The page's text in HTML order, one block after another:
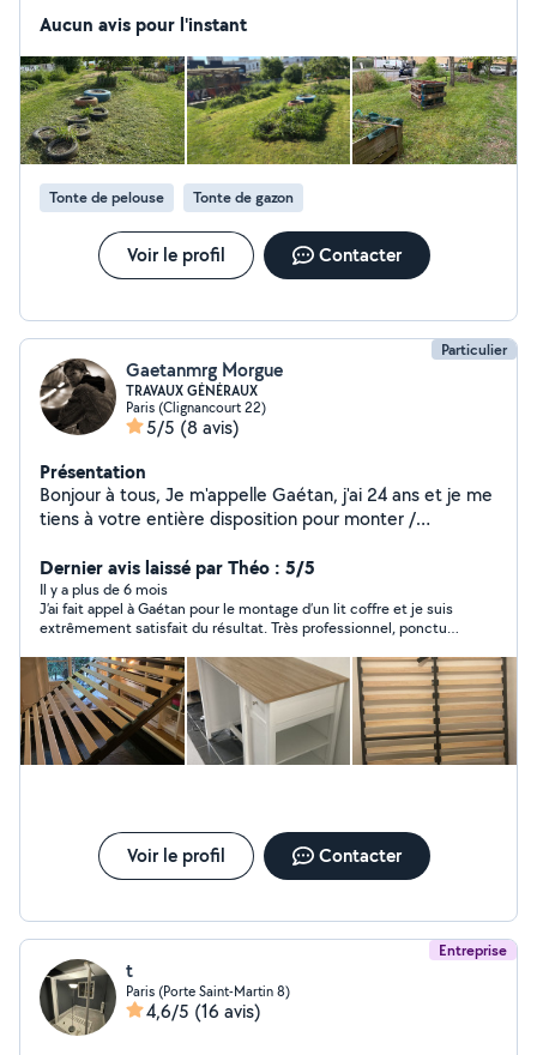
zéro sept, quatre vingt quatre, quarante un, soixante
périmètre du 93/92/75. Bien à vous !
Aucun avis pour l'instant
Tonte de pelouse Tonte de gazon
Voir le profil Contacter
Particulier
Gaetanmrg Morgue
TRAVAUX GÉNÉRAUX
Paris (Clignancourt 22)
5/5 (8 avis)
Présentation
Bonjour à tous, Je m'appelle Gaétan, j'ai 24 ans et je me
tiens à votre entière disposition pour monter /
jardin. Mon travail est soigneux et mes prix sont
raisonnables. Surtout, je ne compte pas mes heures
pour vous rendre un service de qualité. N'hésitez pas à
me contacter pour vos travaux. À très bientôt !
Dernier avis laissé par Théo : 5/5
Il y a plus de 6 mois
J’ai fait appel à Gaétan pour le montage d’un lit coffre et je suis
extrêmement satisfait du résultat. Très professionnel, ponctuel
efficacité. Gaétan prend le temps de vérifier que tout est
parfaitement solide et bien aligné, et il laisse l’espace propre
après son passage. Communication fluide, travail impeccable :
je recommande vivement Gaétan pour tous vos montages de
meubles. Vous pouvez lui faire confiance les yeux fermés !
Voir le profil Contacter
Entreprise
t
Paris (Porte Saint-Martin 8)
4,6/5 (16 avis)